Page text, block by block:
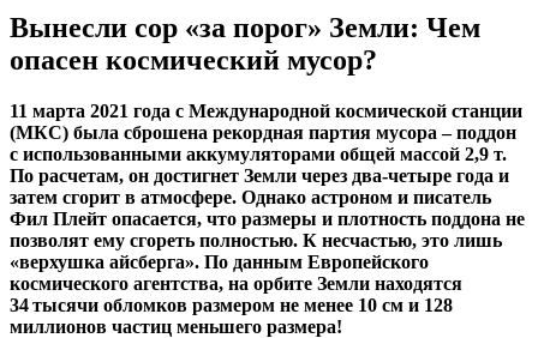
Вынесли сор «за порог» Земли: Чем
опасен космический мусор?
11 марта 2021 года с Международной космической станции
(МКС) была сброшена рекордная партия мусора – поддон
с использованными аккумуляторами общей массой 2,9 т.
По расчетам, он достигнет Земли через два-четыре года и
затем сгорит в атмосфере. Однако астроном и писатель
Фил Плейт опасается, что размеры и плотность поддона не
позволят ему сгореть полностью. К несчастью, это лишь
«верхушка айсберга». По данным Европейского
космического агентства, на орбите Земли находятся
34 тысячи обломков размером не менее 10 см и 128
миллионов частиц меньшего размера!